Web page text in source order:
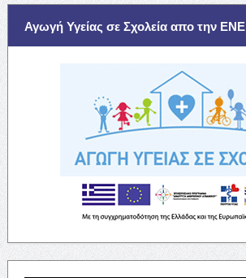
Αγωγή Υγείας σε Σχολεία απο την ΕΝΕ